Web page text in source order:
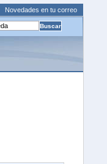
Novedades en tu correo